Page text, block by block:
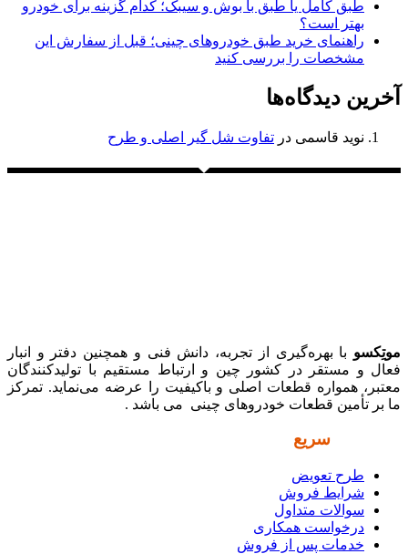
طبق کامل یا طبق با بوش و سیبک؛ کدام گزینه برای خودرو
بهتر است؟
راهنمای خرید طبق خودروهای چینی؛ قبل از سفارش این
مشخصات را بررسی کنید
آخرین دیدگاه‌ها
نوید قاسمی در تفاوت شل گیر اصلی و طرح
موتِکسو با بهره‌گیری از تجربه، دانش فنی و همچنین دفتر و انبار
فعال و مستقر در کشور چین و ارتباط مستقیم با تولیدکنندگان
معتبر، همواره قطعات اصلی و باکیفیت را عرضه می‌نماید. تمرکز
ما بر تأمین قطعات خودروهای چینی می باشد .
سریع
طرح تعویض
شرایط فروش
سوالات متداول
درخواست همکاری
خدمات پس از فروش